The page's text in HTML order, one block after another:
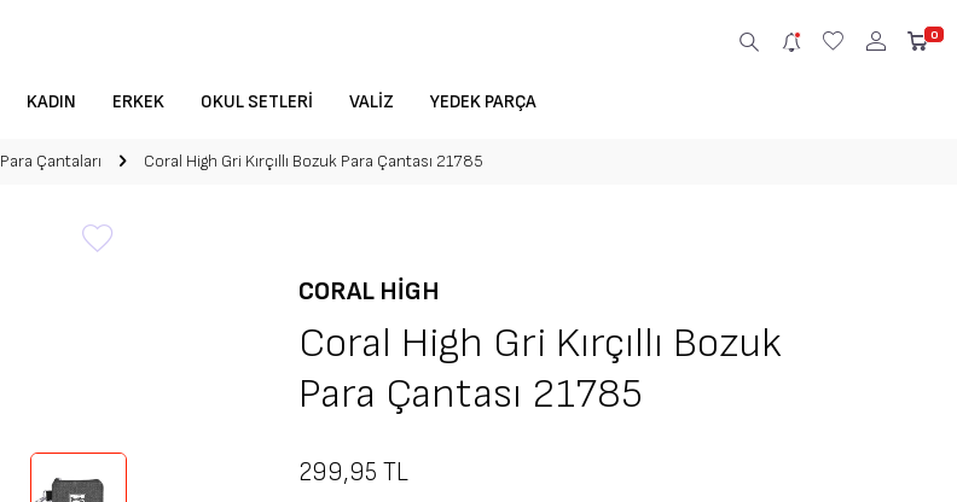
0
KADIN ERKEK OKUL SETLERI VALIZ YEDEK PARÇA
Para Çantaları Coral High Gri Kırçıllı Bozuk Para Çantası 21785
CORAL HIGH
Coral High Gri Kırçıllı Bozuk
Para Çantası 21785
299,95 TL